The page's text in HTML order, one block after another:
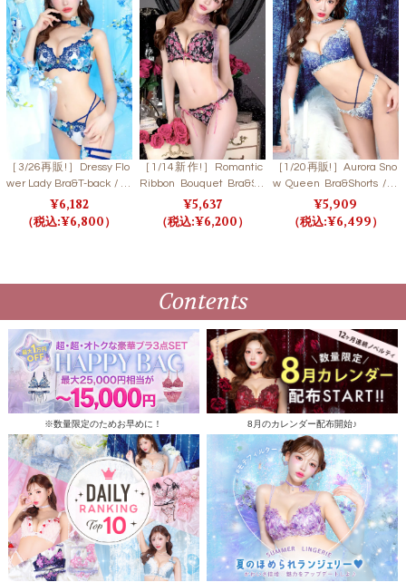
［3/26再販!］Dressy Flo
wer Lady Bra&T-back / Bl
ue ドレッシーフラワー
レディブラ＆Tバック / ブ
6,182
6,800
［1/14新作!］Romantic
Ribbon Bouquet Bra&Sh
orts/ ロマンティックリボ
ンブーケブラ＆ショーツ
【LB5500】
5,637
6,200
［1/20再販!］Aurora Sno
w Queen Bra&Shorts / S
NOW CRYSTAL オーロラ
スノークイーンブラ＆シ
ョーツ / スノークリスタ
5,909
6,499
Contents
※数量限定のためお早めに！ 8月のカレンダー配布開始♪